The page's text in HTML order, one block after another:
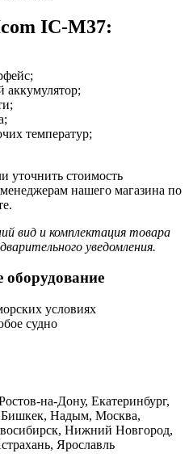
IC-M37:
температур;
уточнить стоимость
нашего магазина по
вид и комплектация товара
уведомления.
условиях
судно
на-Дону, Екатеринбург,
Надым, Москва,
Нижний Новгород,
Ярославль